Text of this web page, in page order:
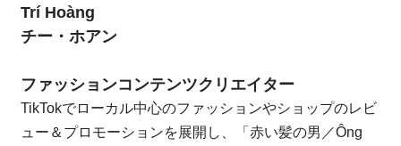
Trí Hoàng
チー・ホアン
ファッションコンテンツクリエイター
TikTokでローカル中心のファッションやショップのレビ
ュー＆プロモーションを展開し、「赤い髪の男／Ông